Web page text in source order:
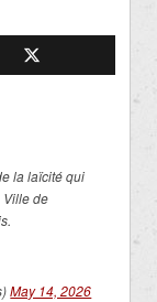
la laïcité qui
Ville de
May 14, 2026